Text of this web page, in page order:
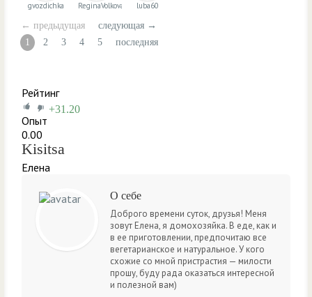
gvozdichka ReginaVolkova luba60
← предыдущая
следующая →
1
2 3 4 5 последняя
Рейтинг
+31.20
Опыт
0.00
Kisitsa
Елена
О себе
Доброго времени суток, друзья! Меня
зовут Елена, я домохозяйка. В еде, как и
в ее приготовлении, предпочитаю все
вегетарианское и натуральное. У кого
схожие со мной пристрастия — милости
прошу, буду рада оказаться интересной
и полезной вам)